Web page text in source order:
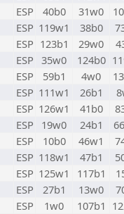
ESP 40b0 31w0
ESP 119w1 38b0
ESP 123b1 29w0
ESP 35w0 124b0
ESP 59b1 4w0
ESP 111w1 26b1
ESP 126w1 41b0
ESP 19w0 24b1
ESP 10b0 46w1
ESP 118w1 47b1
ESP 125w1 117b1
ESP 27b1 13w0
ESP 1w0 107b1